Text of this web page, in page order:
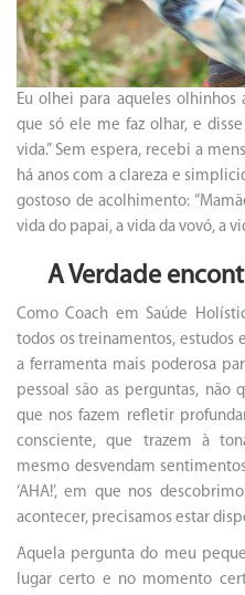
Eu olhei para aqueles
que só ele me faz olhar, e
vida.” Sem espera, recebi a
há anos com a clareza e
gostoso de acolhimento:
vida do papai, a vida da vovó, a
A Verdade
Como Coach em Saúde
todos os treinamentos, estudos
a ferramenta mais poderosa
pessoal são as perguntas, não
que nos fazem refletir
consciente, que trazem à
mesmo desvendam
‘AHA!’, em que nos
acontecer, precisamos estar
Aquela pergunta do meu
lugar certo e no momento